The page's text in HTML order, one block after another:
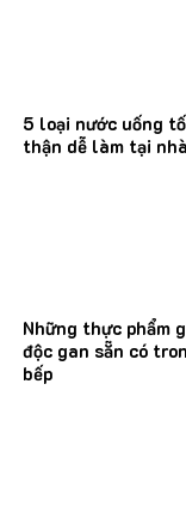
5 loại nước uống
thận dễ làm tại nhà
Những thực phẩm
độc gan sẵn có
bếp